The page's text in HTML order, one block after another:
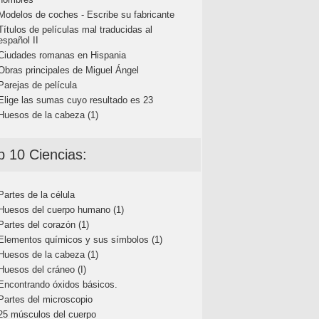
de coches - Escribe su fabricante
de películas mal traducidas al
II
romanas en Hispania
principales de Miguel Ángel
de película
las sumas cuyo resultado es 23
de la cabeza (1)
10 Ciencias:
de la célula
del cuerpo humano (1)
del corazón (1)
químicos y sus símbolos (1)
de la cabeza (1)
del cráneo (I)
óxidos básicos.
del microscopio
músculos del cuerpo